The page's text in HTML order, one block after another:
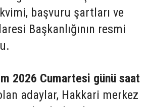
başvuru şartları ve
Başkanlığının resmi
2026 Cumartesi günü saat
adaylar, Hakkari merkez